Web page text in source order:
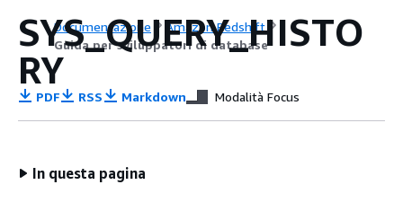
Documentazione
Amazon Redshift
Guida per sviluppatori di database
SYS_QUERY_HISTO
RY
PDF RSS Markdown Modalità Focus
In questa pagina